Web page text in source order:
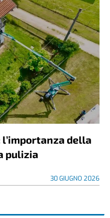
della
pulizia
30 GIUGNO 2026